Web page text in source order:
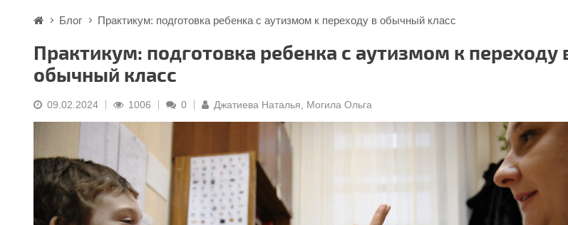
Блог Практикум: подготовка ребенка с аутизмом к переходу в обычный класс
Практикум: подготовка ребенка с аутизмом к переходу
обычный класс
09.02.2024 1006 0 Джатиева Наталья, Могила Ольга